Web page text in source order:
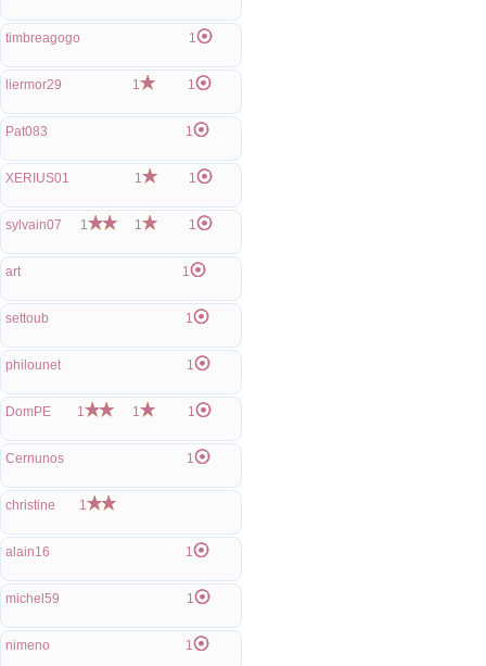
timbreagogo 1
liermor29 1 1
Pat083 1
XERIUS01 1 1
sylvain07 1 1 1
art 1
settoub 1
philounet 1
DomPE 1 1 1
Cernunos 1
christine 1
alain16 1
michel59 1
nimeno 1